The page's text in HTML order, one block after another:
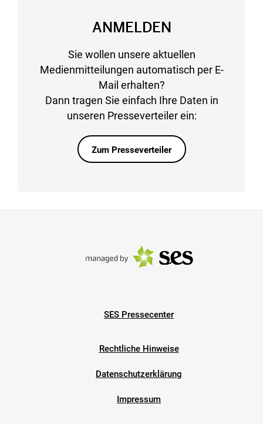
ANMELDEN
Sie wollen unsere aktuellen
Medienmitteilungen automatisch per E-
Mail erhalten?
Dann tragen Sie einfach Ihre Daten in
unseren Presseverteiler ein:
Zum Presseverteiler
SES Pressecenter
Rechtliche Hinweise
Datenschutzerklärung
Impressum